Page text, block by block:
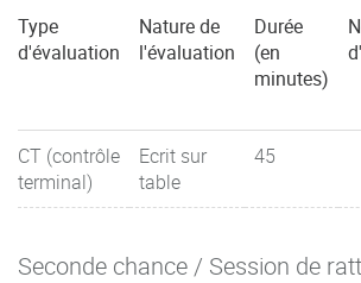
Type
d'évaluation
Nature de
l'évaluation
Durée
(en
minutes)
CT (contrôle
terminal)
Ecrit sur
table
45
Seconde chance / Session de